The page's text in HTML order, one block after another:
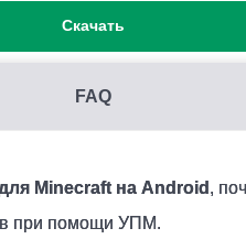
Скачать
FAQ
Minecraft на Android ,
при помощи УПМ.
Далее активировать